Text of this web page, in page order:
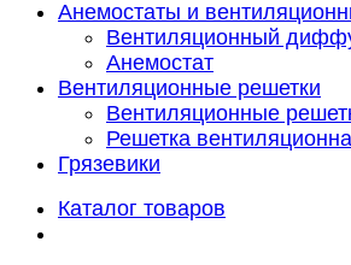
Анемостаты и
Вентиляционный
Анемостат
Вентиляционные решетки
Вентиляционные
Решетка
Грязевики
Каталог товаров